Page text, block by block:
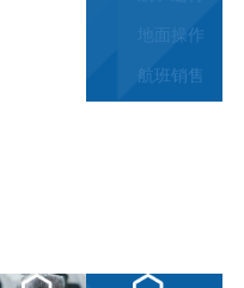
地面操作
航班销售